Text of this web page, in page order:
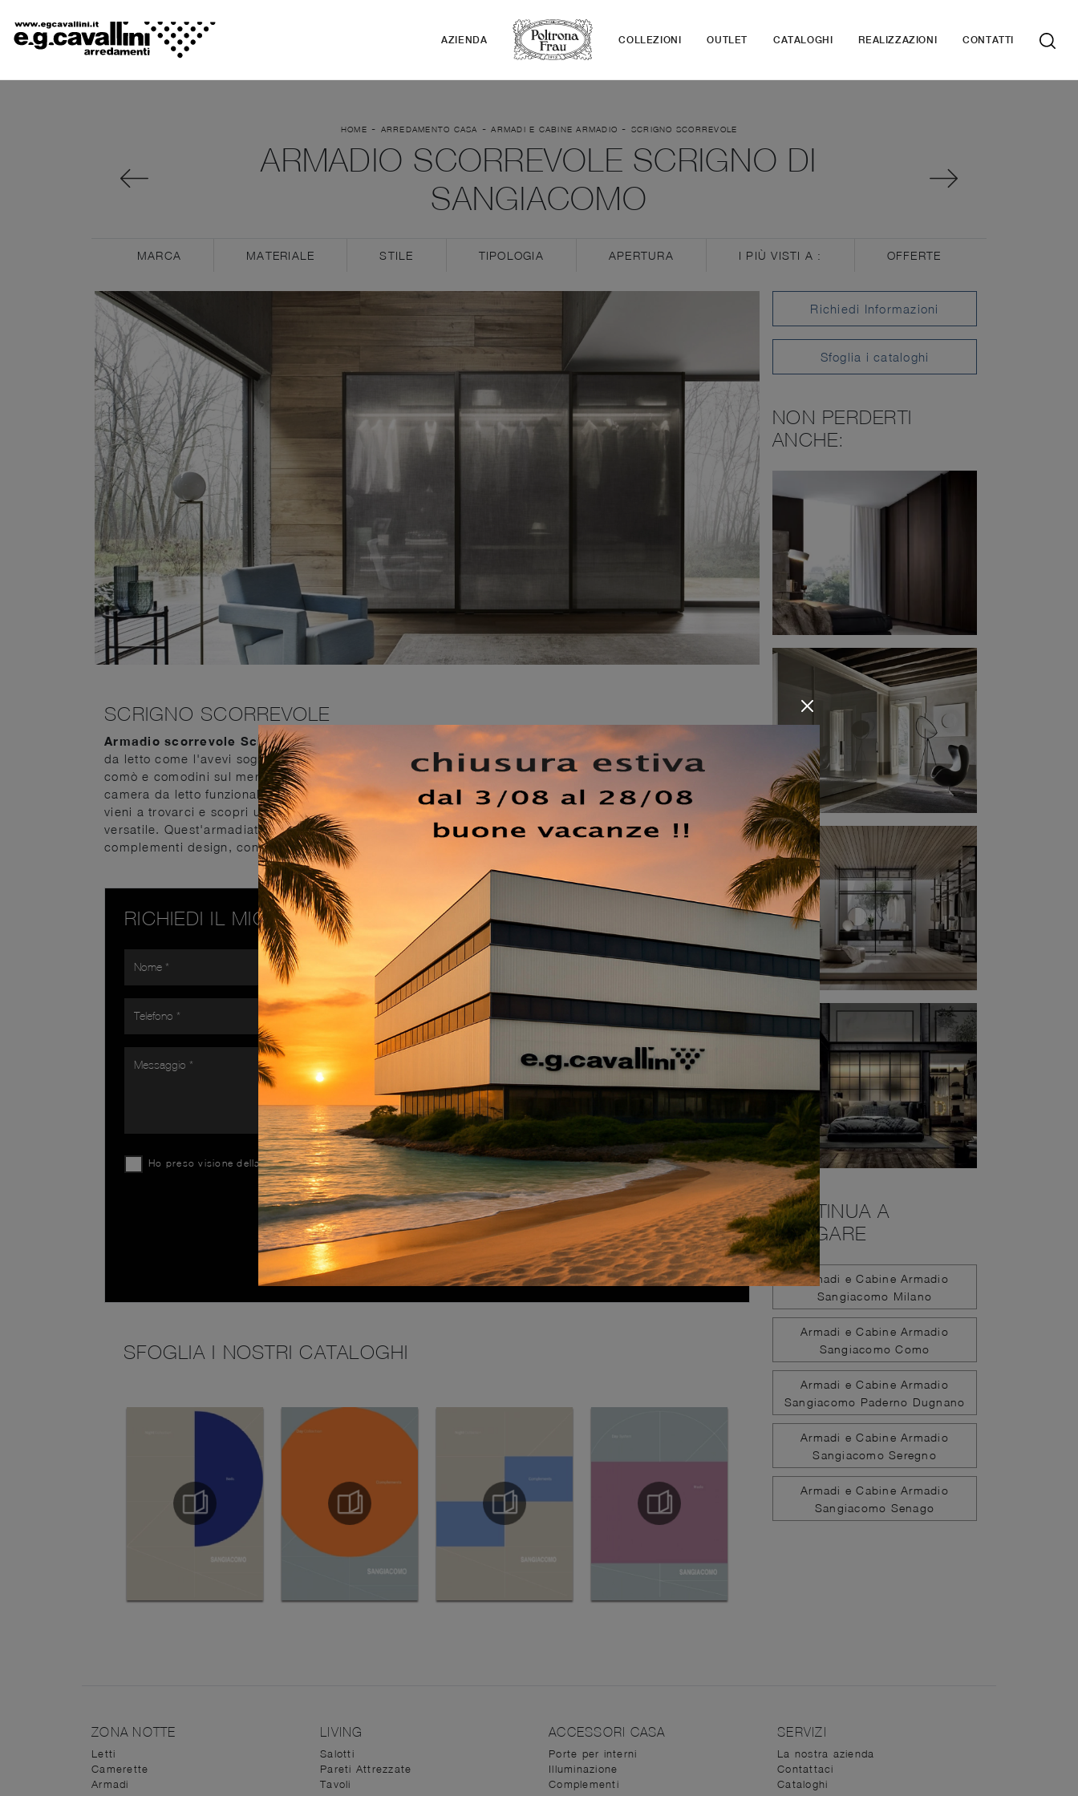
AZIENDA COLLEZIONI OUTLET CATALOGHI REALIZZAZIONI CONTATTI
HOME - ARREDAMENTO CASA -ARMADI E CABINE ARMADIO - SCRIGNO SCORREVOLE
ARMADIO SCORREVOLE SCRIGNO DI
SANGIACOMO
MARCA MATERIALE STILE TIPOLOGIA APERTURA I PIÙ VISTI A : OFFERTE
SCRIGNO SCORREVOLE
Armadio scorrevole Scrigno di Sangiacomo
: compila il form per info e preventivi e arreda la camera
da letto come l'avevi sognata. In showroom ti attendono le più attuali proposte di Arredamento Casa,
comò e comodini sul mercato, vari per classe, dimensione e tonalità per ultimare alla perfezione una
camera da letto funzionale ed esteticamente gradevole. Per incontrare idee nel completare l’arredo,
vieni a trovarci e scopri un ricco catalogo di mobili e complementi tra cui quest'armadiatura esclusivo e
versatile. Quest'armadiatura è ideale per essere collocato in un ambiente arredato con mobili e
complementi design, coniugando alla perfezione funzionalità e stile.
RICHIEDI IL MIGLIOR PREZZO
Ho preso visione dellaPrivacy Policy
INVIA
SFOGLIA I NOSTRI CATALOGHI
Richiedi Informazioni
Sfoglia i cataloghi
NON PERDERTI
ANCHE:
CONTINUA A
NAVIGARE
Armadi e Cabine Armadio
Sangiacomo Milano
Armadi e Cabine Armadio
Sangiacomo Como
Armadi e Cabine Armadio
Sangiacomo Paderno Dugnano
Armadi e Cabine Armadio
Sangiacomo Seregno
Armadi e Cabine Armadio
Sangiacomo Senago
ZONA NOTTE
Letti
Camerette
Armadi
LIVING
Salotti
Pareti Attrezzate
Tavoli
ACCESSORI CASA
Porte per interni
Illuminazione
Complementi
SERVIZI
La nostra azienda
Contattaci
Cataloghi